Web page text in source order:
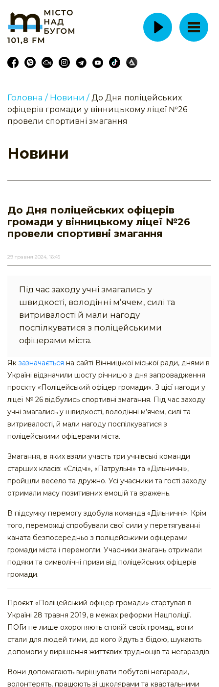
Головна / Новини / До Дня поліцейських
офіцерів громади у вінницькому ліцеї №26
провели спортивні змагання
Новини
До Дня поліцейських офіцерів
громади у вінницькому ліцеї №26
провели спортивні змагання
29 травня 2024, 16:45
Під час заходу учні змагались у
швидкості, володінні м’ячем, силі та
витривалості й мали нагоду
поспілкуватися з поліцейськими
офіцерами міста.
Як зазначається на сайті Вінницької міської ради, днями в
Україні відзначили шосту річницю з дня запровадження
проєкту «Поліцейський офіцер громади». З цієї нагоди у
ліцеї № 26 відбулись спортивні змагання. Під час заходу
учні змагались у швидкості, володінні м’ячем, силі та
витривалості, й мали нагоду поспілкуватися з
поліцейськими офіцерами міста.
Змагання, в яких взяли участь три учнівські команди
старших класів: «Слідчі», «Патрульні» та «Дільничні»,
пройшли весело та дружно. Усі учасники та гості заходу
отримали масу позитивних емоцій та вражень.
В підсумку перемогу здобула команда «Дільничні». Крім
того, переможці спробували свої сили у перетягуванні
каната безпосередньо з поліцейськими офіцерами
громади міста і перемогли. Учасники змагань отримали
подяки та символічні призи від поліцейських офіцерів
громади.
Проєкт «Поліцейський офіцер громади» стартував в
Україні 28 травня 2019, в межах реформи Нацполіції.
ПОГи не лише охороняють спокій своїх громад, вони
стали для людей тими, до кого йдуть з бідою, шукають
допомоги у вирішення життєвих труднощів та негараздів.
Вони допомагають вирішувати побутові негаразди,
волонтерять, працюють зі школярами та квартальними